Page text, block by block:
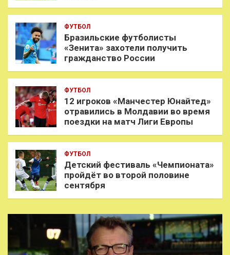
ФУТБОЛ
Бразильские футболисты
«Зенита» захотели получить
гражданство России
ФУТБОЛ
12 игроков «Манчестер Юнайтед»
отравились в Молдавии во время
поездки на матч Лиги Европы
ФУТБОЛ
Детский фестиваль «Чемпионата»
пройдёт во второй половине
сентября